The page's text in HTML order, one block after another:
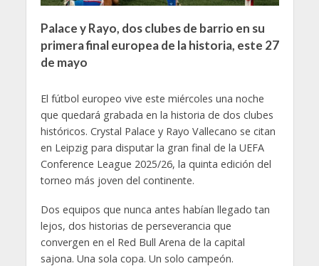
Palace y Rayo, dos clubes de barrio en su
primera final europea de la historia, este 27
de mayo
El fútbol europeo vive este miércoles una noche
que quedará grabada en la historia de dos clubes
históricos. Crystal Palace y Rayo Vallecano se citan
en Leipzig para disputar la gran final de la UEFA
Conference League 2025/26, la quinta edición del
torneo más joven del continente.
Dos equipos que nunca antes habían llegado tan
lejos, dos historias de perseverancia que
convergen en el Red Bull Arena de la capital
sajona. Una sola copa. Un solo campeón.